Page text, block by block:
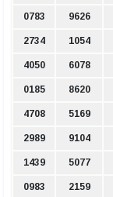
0783 9626
2734 1054
4050 6078
0185 8620
4708 5169
2989 9104
1439 5077
0983 2159